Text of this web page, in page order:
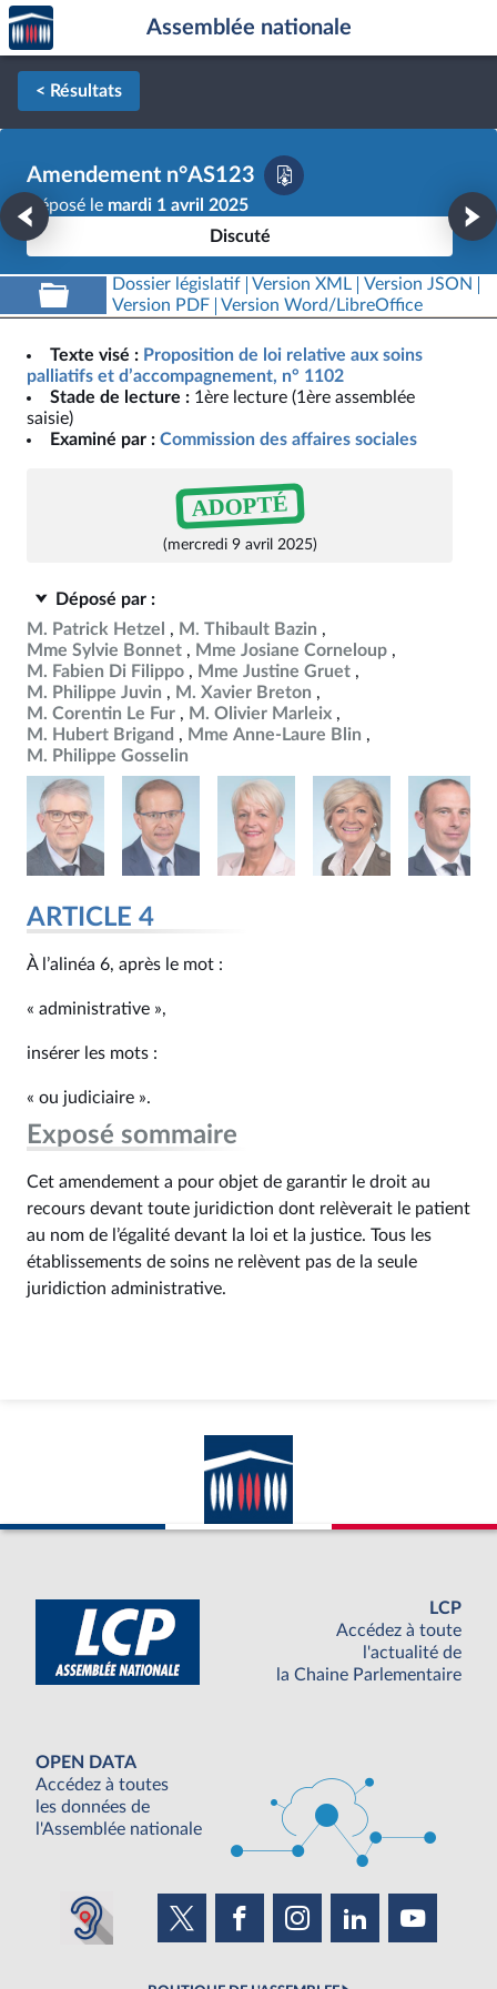
Aller au contenu
Aller en bas de la page
Accèder
à la
page
d'accueil
Assemblée nationale
< Résultats
Amendement n°AS123
Déposé le mardi 1 avril 2025
Discuté
Dossier législatif Version XML
Version JSON
Version PDF
Version Word/LibreOffice
Texte visé : Proposition de loi relative aux soins
palliatifs et d’accompagnement, n° 1102
Stade de lecture : 1ère lecture (1ère assemblée
saisie)
Examiné par : Commission des affaires sociales
ADOPTÉ
(mercredi 9 avril 2025)
Déposé par :
M. Patrick Hetzel
M. Thibault Bazin
Mme Sylvie Bonnet
Mme Josiane Corneloup
M. Fabien Di Filippo
Mme Justine Gruet
M. Philippe Juvin
M. Xavier Breton
M. Corentin Le Fur
M. Olivier Marleix
M. Hubert Brigand
Mme Anne-Laure Blin
M. Philippe Gosselin
ARTICLE 4
À l’alinéa 6, après le mot :
« administrative »,
insérer les mots :
« ou judiciaire ».
Exposé sommaire
Cet amendement a pour objet de garantir le droit au
recours devant toute juridiction dont relèverait le patient
au nom de l’égalité devant la loi et la justice. Tous les
établissements de soins ne relèvent pas de la seule
juridiction administrative.
LCP
Accédez à toute
l'actualité de
la Chaine Parlementaire
OPEN DATA
Accédez à toutes
les données de
l'Assemblée nationale